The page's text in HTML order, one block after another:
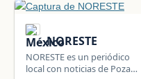
NORESTE
NORESTE es un periódico
local con noticias de Poza